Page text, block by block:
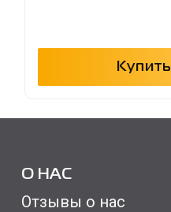
Купить
О НАС
Отзывы о нас